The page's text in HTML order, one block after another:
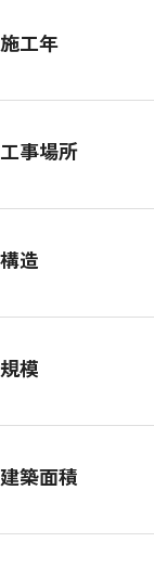
施工年
工事場所
構造
規模
建築面積